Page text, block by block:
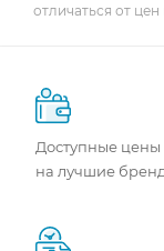
отличаться от
Доступные цены
на лучшие